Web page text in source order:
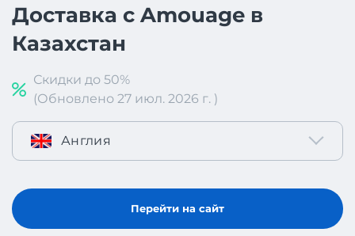
Доставка с Amouage в
Казахстан
Скидки до 50%
(Обновлено 27 июл. 2026 г. )
Англия
Перейти на сайт